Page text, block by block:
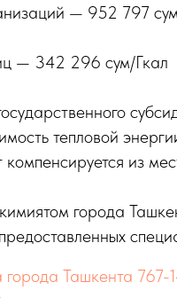
— 952 797
— 342 296 сум/Гкал
тепловой
из
города
города Ташкента